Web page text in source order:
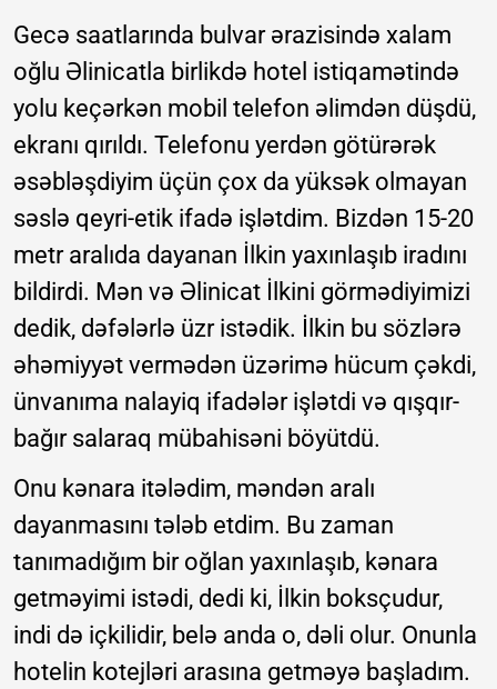
Gecə saatlarında bulvar ərazisində xalam
oğlu Əlinicatla birlikdə hotel istiqamətində
yolu keçərkən mobil telefon əlimdən düşdü,
ekranı qırıldı. Telefonu yerdən götürərək
əsəbləşdiyim üçün çox da yüksək olmayan
səslə qeyri-etik ifadə işlətdim. Bizdən 15-20
metr aralıda dayanan İlkin yaxınlaşıb iradını
bildirdi. Mən və Əlinicat İlkini görmədiyimizi
dedik, dəfələrlə üzr istədik. İlkin bu sözlərə
əhəmiyyət vermədən üzərimə hücum çəkdi,
ünvanıma nalayiq ifadələr işlətdi və qışqır-
bağır salaraq mübahisəni böyütdü.
Onu kənara itələdim, məndən aralı
dayanmasını tələb etdim. Bu zaman
tanımadığım bir oğlan yaxınlaşıb, kənara
getməyimi istədi, dedi ki, İlkin boksçudur,
indi də içkilidir, belə anda o, dəli olur. Onunla
hotelin kotejləri arasına getməyə başladım.